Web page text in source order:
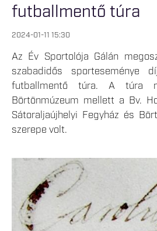
futballmentő túra
2024-01-11 15:30
Az Év Sportolója Gálán
szabadidős sporteseménye
futballmentő túra. A túra
Börtönmúzeum mellett a Bv.
Sátoraljaújhelyi Fegyház és
szerepe volt.